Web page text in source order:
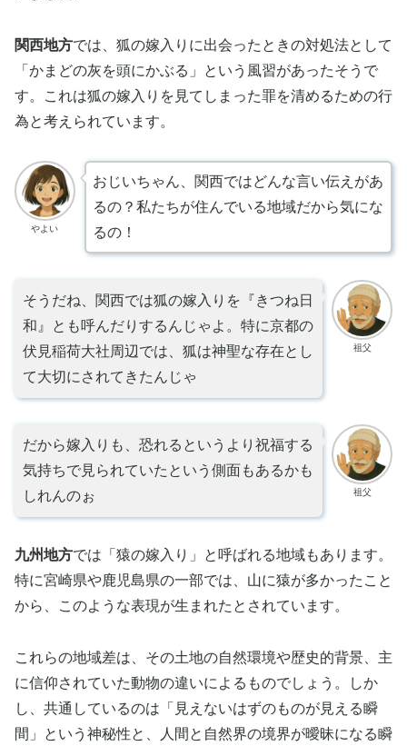
関西地方では、狐の嫁入りに出会ったときの対処法として
「かまどの灰を頭にかぶる」という風習があったそうで
す。これは狐の嫁入りを見てしまった罪を清めるための行
為と考えられています。
やよい
おじいちゃん、関西ではどんな言い伝えがあ
るの？私たちが住んでいる地域だから気にな
るの！
祖父
そうだね、関西では狐の嫁入りを『きつね日
和』とも呼んだりするんじゃよ。特に京都の
伏見稲荷大社周辺では、狐は神聖な存在とし
て大切にされてきたんじゃ
祖父
だから嫁入りも、恐れるというより祝福する
気持ちで見られていたという側面もあるかも
しれんのぉ
九州地方では「猿の嫁入り」と呼ばれる地域もあります。
特に宮崎県や鹿児島県の一部では、山に猿が多かったこと
から、このような表現が生まれたとされています。
これらの地域差は、その土地の自然環境や歴史的背景、主
に信仰されていた動物の違いによるものでしょう。しか
し、共通しているのは「見えないはずのものが見える瞬
間」という神秘性と、人間と自然界の境界が曖昧になる瞬